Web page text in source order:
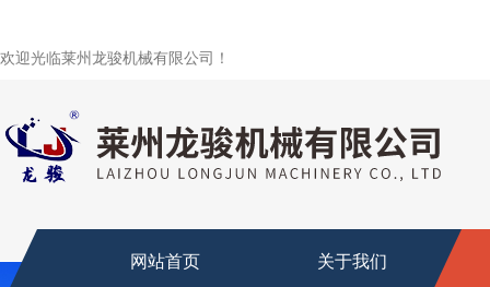
欢迎光临莱州龙骏机械有限公司！
网站首页 关于我们